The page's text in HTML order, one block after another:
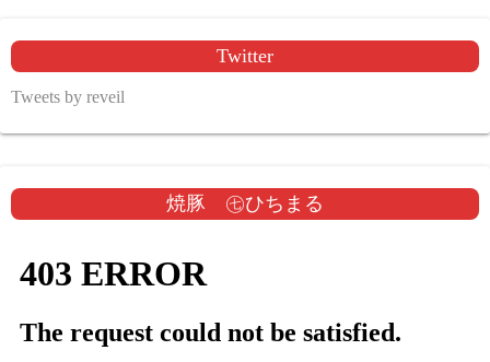
Twitter
Tweets by reveil
焼豚 ㊆ひちまる